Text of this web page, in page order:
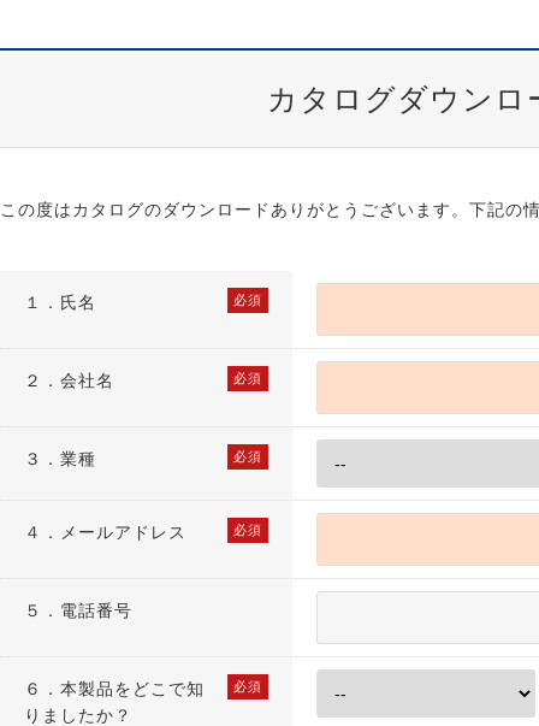
カタログダウン
この度はカタログのダウンロードありがとうございます。下記の
１． 必須
氏名
２． 必須
会社名
３． 必須
業種
４． 必須
メールアドレス
５．電話番号
６． 必須
本製品をどこで知
りましたか？